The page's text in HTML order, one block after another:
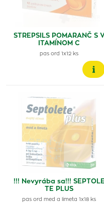
STREPSILS POMARANČ S V
ITAMÍNOM C
pas ord 1x12 ks
!!! Nevyrába sa!!! SEPTOLE
TE PLUS
pas ord med a limeta 1x18 ks